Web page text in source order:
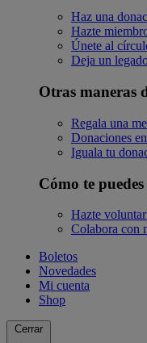
Haz una
Hazte
Únete al
Deja un
Otras maneras
Regala una
Donaciones
Iguala tu
Cómo te
Hazte
Colabora con
Boletos
Novedades
Mi cuenta
Shop
Cerrar